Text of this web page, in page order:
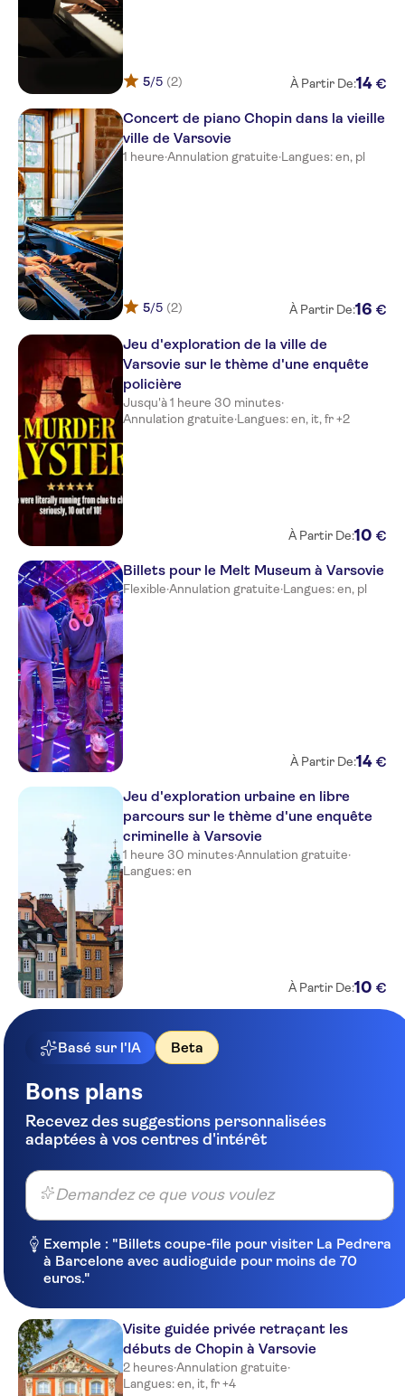
5/5 (2) À Partir De:14 €
Concert de piano Chopin dans la vieille
ville de Varsovie
1 heure·Annulation gratuite·Langues: en, pl
5/5 (2) À Partir De:16 €
Jeu d'exploration de la ville de
Varsovie sur le thème d'une enquête
policière
Jusqu'à 1 heure 30 minutes·
Annulation gratuite·Langues: en, it, fr +2
À Partir De:10 €
Billets pour le Melt Museum à Varsovie
Flexible·Annulation gratuite·Langues: en, pl
À Partir De:14 €
Jeu d'exploration urbaine en libre
parcours sur le thème d'une enquête
criminelle à Varsovie
1 heure 30 minutes·Annulation gratuite·
Langues: en
À Partir De:10 €
Basé sur l'IA Beta
Bons plans
Recevez des suggestions personnalisées
adaptées à vos centres d'intérêt
Demandez ce que vous voulez
Exemple : "Billets coupe-file pour visiter La Pedrera
à Barcelone avec audioguide pour moins de 70
euros."
Visite guidée privée retraçant les
débuts de Chopin à Varsovie
2 heures·Annulation gratuite·
Langues: en, it, fr +4